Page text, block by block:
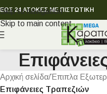
Skip to navigation
Skip to main content
ΕΩΣ 24 ΑΤΟΚΕΣ ΜΕ ΠΙΣΤΩΤΙΚΗ
Αρχική σελίδα/Έπιπλα
Επιφάνειες Τραπεζιών